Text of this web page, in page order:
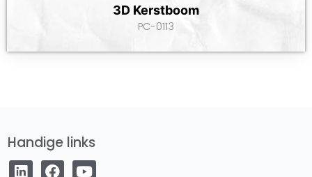
3D Kerstboom
PC-0113
Handige links
L
i
F
a
Y
o